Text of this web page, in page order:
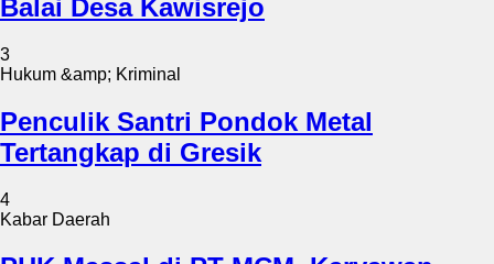
Balai Desa Kawisrejo
3
Hukum &amp; Kriminal
Penculik Santri Pondok Metal
Tertangkap di Gresik
4
Kabar Daerah